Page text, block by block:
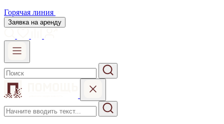
Горячая линия
Заявка на аренду